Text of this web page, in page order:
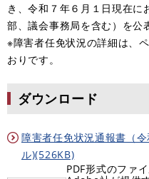
き、令和７年６月１日現在
部、議会事務局を含む）を公
※障害者任免状況の詳細は、
おりです。
ダウンロード
障害者任免状況通報書（
ル)(526KB)
PDF形式のファ